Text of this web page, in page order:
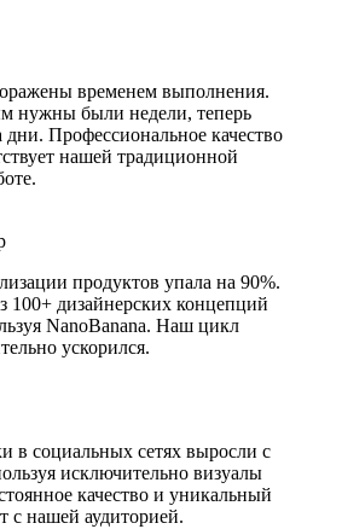
временем выполнения.
нужны были недели, теперь
дни. Профессиональное качество
нашей традиционной
продуктов упала на 90%.
100+ дизайнерских концепций
NanoBanana. Наш цикл
ускорился.
в социальных сетях выросли с
исключительно визуалы
качество и уникальный
с нашей аудиторией.